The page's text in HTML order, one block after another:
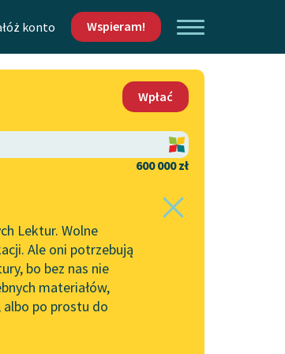
konto Wspieram!
Kontakt
O projekcie
Zasady wykorzystania
Wolnych Lektur
Logotypy
Materiały promocyjne
Wpłać
600 000 zł
Lektur. Wolne
Ale oni potrzebują
bo bez nas nie
materiałów,
albo po prostu do